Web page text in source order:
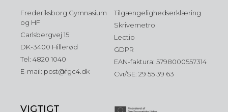
Frederiksborg Gymnasium
og HF
Carlsbergvej 15
DK-3400 Hillerød
Tel: 4820 1040
E-mail: post@fgc4.dk
Tilgængelighedserklæring
Skrivemetro
Lectio
GDPR
EAN-faktura: 5798000557314
Cvr/SE: 29 55 39 63
VIGTIGT